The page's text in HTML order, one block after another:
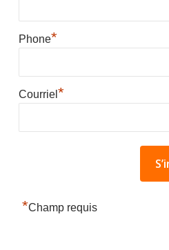
Phone*
Courriel *
*Champ requis